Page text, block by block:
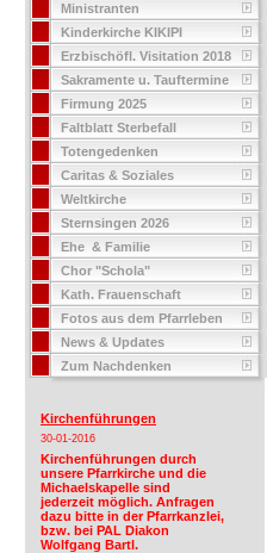
Ministranten
Kinderkirche KIKIPI
Erzbischöfl. Visitation 2018
Sakramente u. Tauftermine
Firmung 2025
Faltblatt Sterbefall
Totengedenken
Caritas & Soziales
Weltkirche
Sternsingen 2026
Ehe & Familie
Chor "Schola"
Kath. Frauenschaft
Fotos aus dem Pfarrleben
News & Updates
Zum Nachdenken
Kirchenführungen
30-01-2016
Kirchenführungen durch
unsere Pfarrkirche und die
Michaelskapelle sind
jederzeit möglich. Anfragen
dazu bitte in der Pfarrkanzlei,
bzw. bei PAL Diakon
Wolfgang Bartl.